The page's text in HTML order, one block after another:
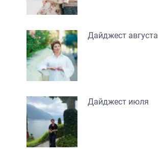
Дайджест августа
Дайджест июля